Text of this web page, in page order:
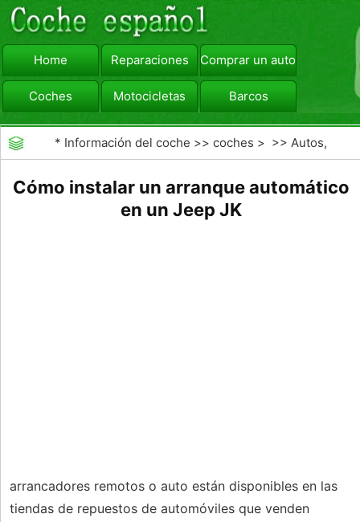
Home Reparaciones Comprar un automóvil
Coches Motocicletas Barcos
viajar Camiones
* Información del coche >>coches > >>Autos,
Cómo instalar un arranque automático
en un Jeep JK
arrancadores remotos o auto están disponibles en las
tiendas de repuestos de automóviles que venden